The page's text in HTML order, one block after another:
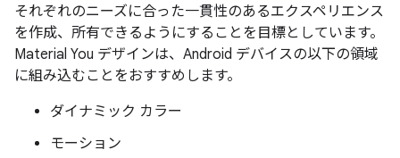
それぞれのニーズに合った一貫性のあるエクスペリエンス
を作成、所有できるようにすることを目標としています。
Material You デザインは、Android デバイスの以下の領域
に組み込むことをおすすめします。
ダイナミック カラー
モーション